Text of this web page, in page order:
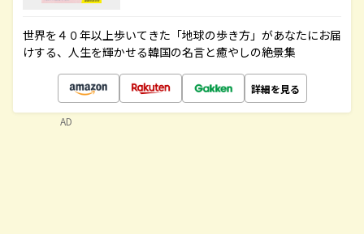
世界を４０年以上歩いてきた「地球の歩き方」があなたにお届
けする、人生を輝かせる韓国の名言と癒やしの絶景集
詳細を見る
AD